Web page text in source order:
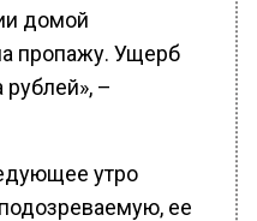
домой
пропажу. Ущерб
–
утро
ее